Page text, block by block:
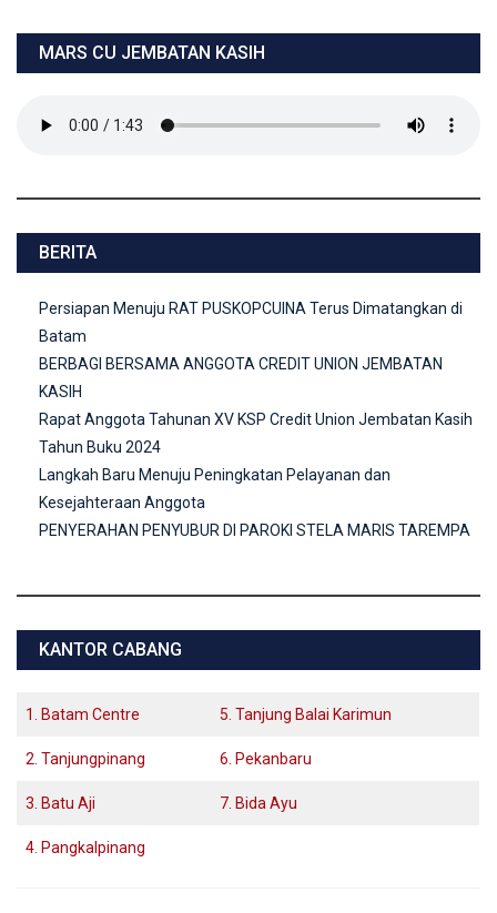
MARS CU JEMBATAN KASIH
BERITA
Persiapan Menuju RAT PUSKOPCUINA Terus Dimatangkan di
Batam
BERBAGI BERSAMA ANGGOTA CREDIT UNION JEMBATAN
KASIH
Rapat Anggota Tahunan XV KSP Credit Union Jembatan Kasih
Tahun Buku 2024
Langkah Baru Menuju Peningkatan Pelayanan dan
Kesejahteraan Anggota
PENYERAHAN PENYUBUR DI PAROKI STELA MARIS TAREMPA
KANTOR CABANG
1. Batam Centre 5. Tanjung Balai Karimun
2. Tanjungpinang 6. Pekanbaru
3. Batu Aji 7. Bida Ayu
4. Pangkalpinang